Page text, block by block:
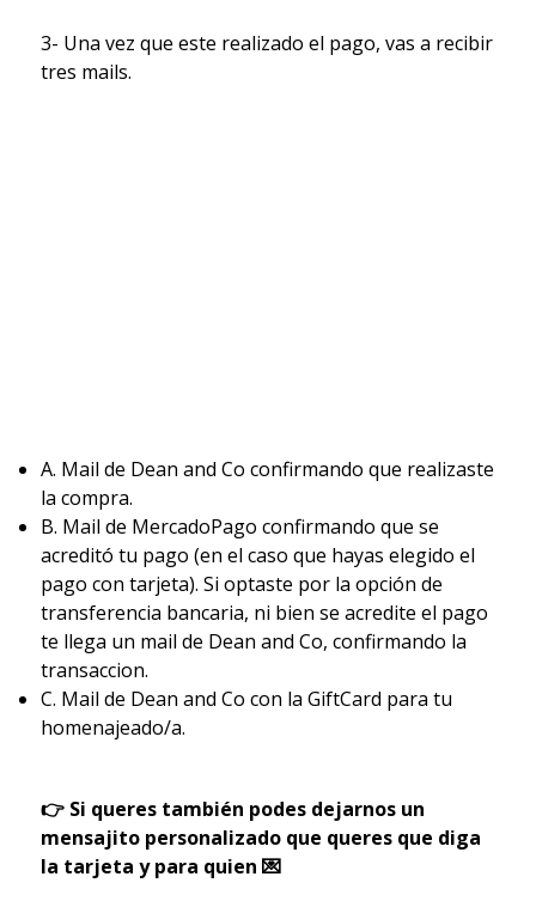
3- Una vez que este realizado el pago, vas a recibir
tres mails.
A. Mail de Dean and Co confirmando que realizaste
la compra.
B. Mail de MercadoPago confirmando que se
acreditó tu pago (en el caso que hayas elegido el
pago con tarjeta). Si optaste por la opción de
transferencia bancaria, ni bien se acredite el pago
te llega un mail de Dean and Co, confirmando la
transaccion.
C. Mail de Dean and Co con la GiftCard para tu
homenajeado/a.
👉 Si queres también podes dejarnos un
mensajito personalizado que queres que diga
la tarjeta y para quien 💌